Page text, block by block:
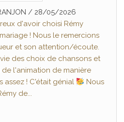
/ 28/05/2026
d'avoir choisi Rémy
! Nous le remercions
et son attention/écoute.
des choix de chansons et
de l'animation de manière
assez ! C'était génial
Nous
de...
05/2026
Rémy pour notre mariage et
meilleur choix ! Dès le
à l'écoute de nos envies et a
que nous
a géré la soirée avec une
de danse n'a pas